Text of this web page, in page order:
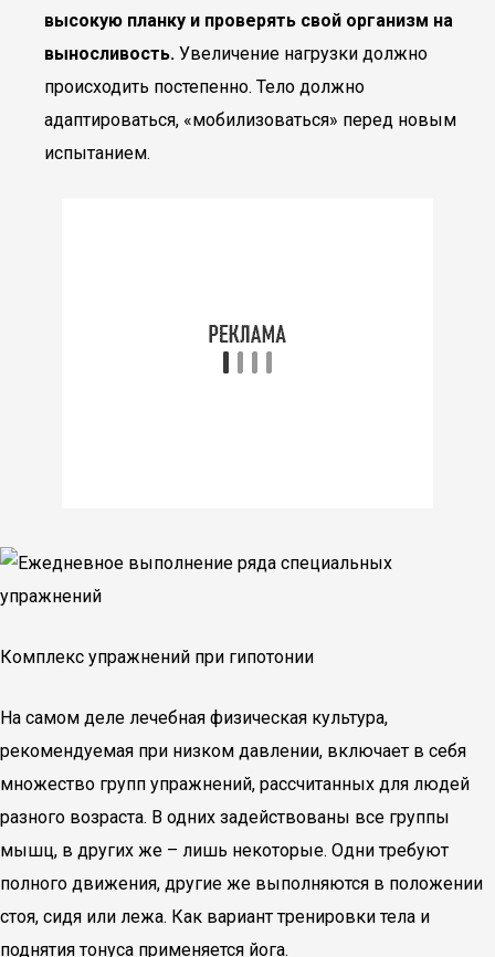
высокую планку и проверять свой организм на
выносливость. Увеличение нагрузки должно
происходить постепенно. Тело должно
адаптироваться, «мобилизоваться» перед новым
испытанием.
Комплекс упражнений при гипотонии
На самом деле лечебная физическая культура,
рекомендуемая при низком давлении, включает в себя
множество групп упражнений, рассчитанных для людей
разного возраста. В одних задействованы все группы
мышц, в других же – лишь некоторые. Одни требуют
полного движения, другие же выполняются в положении
стоя, сидя или лежа. Как вариант тренировки тела и
поднятия тонуса применяется йога.